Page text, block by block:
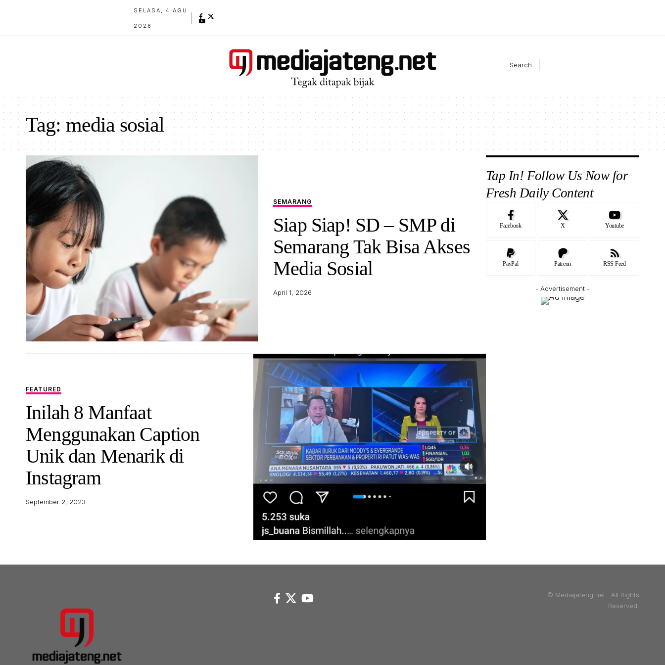
SELASA, 4 AGU
2026
Search
Tag:media sosial
SEMARANG
Siap Siap! SD – SMP di
Semarang Tak Bisa Akses
Media Sosial
April 1, 2026
ilustrasi
FEATURED
Inilah 8 Manfaat
Menggunakan Caption
Unik dan Menarik di
Instagram
September 2, 2023
Tap In! Follow Us Now for
Fresh Daily Content
Facebook X Youtube
PayPal Patreon RSS Feed
- Advertisement -
© Mediajateng.net. All Rights
Reserved.